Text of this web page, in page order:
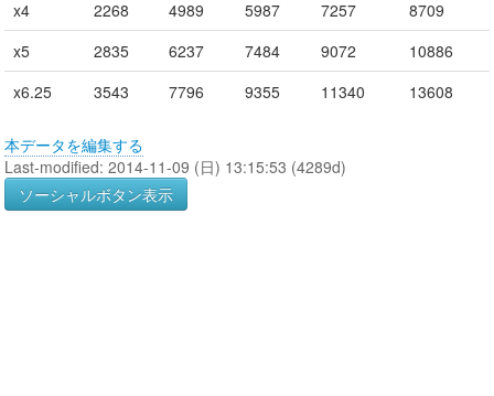
x4 2268 4989 5987 7257
8709
x5
2835 6237 7484 9072
10886
x6.25
3543 7796 9355 11340 13608
本データを編集する
Last-modified: 2014-11-09 (日) 13:15:53 (4289d)
ソーシャルボタン表示